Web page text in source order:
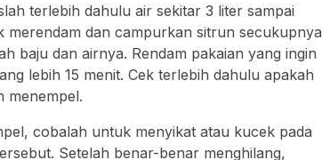
terlebih dahulu air sekitar 3 liter sampai
merendam dan campurkan sitrun secukupnya
baju dan airnya. Rendam pakaian yang ingin
lebih 15 menit. Cek terlebih dahulu apakah
menempel.
cobalah untuk menyikat atau kucek pada
Setelah benar-benar menghilang,